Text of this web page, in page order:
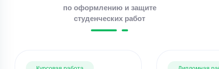
по оформлению и защите
студенческих работ